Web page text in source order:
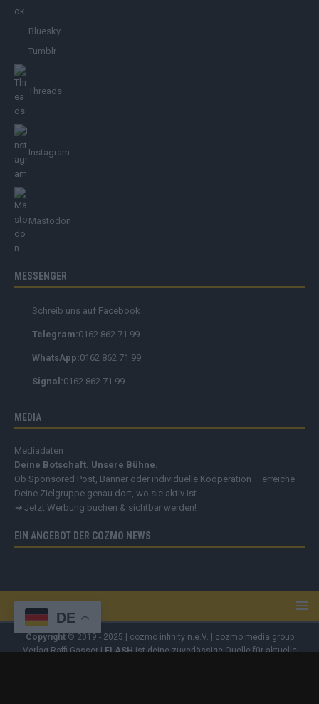
Bluesky
Tumblr
Threads
Instagram
Mastodon
MESSENGER
Schreib uns auf Facebook
Telegram:0162 862 71 99
WhatsApp:0162 862 71 99
Signal:0162 862 71 99
MEDIA
Mediadaten
Deine Botschaft. Unsere Bühne.
Ob Sponsored Post, Banner oder individuelle Kooperation – erreiche
Deine Zielgruppe genau dort, wo sie aktiv ist.
➔ Jetzt Werbung buchen & sichtbar werden!
EIN ANGEBOT DER COZMO NEWS
Copyright© 2019 - 2025 | cozmo infinity n.e.V. | cozmo media group
Verlag Raffi Gasser |FLASHist deine zuverlässige Quelle für aktuelle
DE